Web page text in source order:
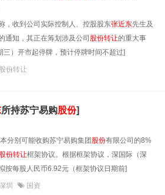
，收到公司实际控制人、控股股东张近东先生及
通知，其正在筹划涉及公司 股份转让的重大事
）开市起停牌，预计停牌时间不超过]
股份转让
所持苏宁易购股份]
分别可能收购苏宁易购集团股份有限公司的8%
股份转让框架协议。根据框架协议，深国际（深
按每股人民币6.92元（框架协议日期前]
圳 国资